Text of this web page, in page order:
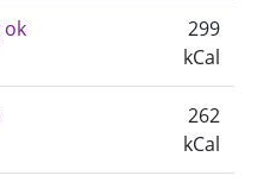
ok
299
kCal
262
kCal